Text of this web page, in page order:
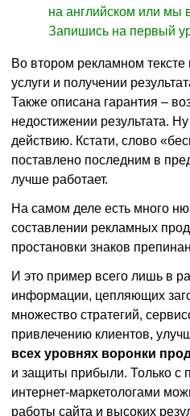
на английском или мы
Запишись на первый
Во втором рекламном тексте
услуги и получении
Также описана гарантия –
недостижении результата.
действию. Кстати, слово
поставлено последним в
лучше работает.
На самом деле есть много
составлении рекламных
простановки знаков
И это пример всего лишь в
информации, цепляющих
множество стратегий,
привлечению клиентов,
всех уровнях воронки
и защиты прибыли. Только с
интернет-маркетологами
работы сайта и высоких